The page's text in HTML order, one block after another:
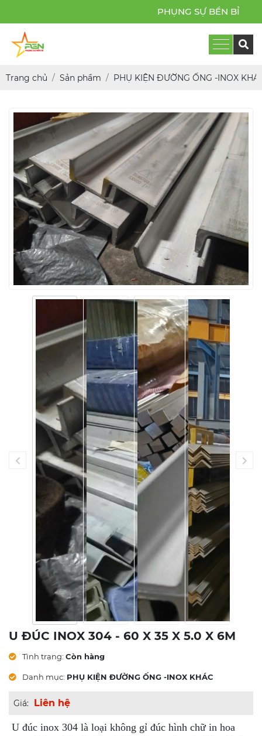
PHỤNG SỰ BỀN BỈ
Trang chủ Sản phẩm PHỤ KIỆN ĐƯỜNG ỐNG -INOX
U ĐÚC INOX 304 - 60 X 35 X 5.0 X 6M
Tình trạng: Còn hàng
Danh mục: PHỤ KIỆN ĐƯỜNG ỐNG -INOX KHÁC
Giá: Liên hệ
U đúc inox 304 là loại không gỉ đúc hình chữ in hoa